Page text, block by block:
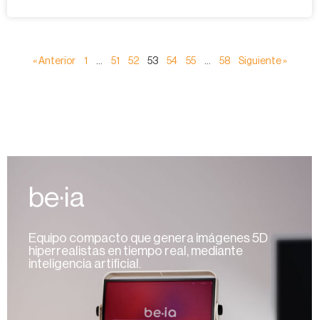
« Anterior 1 … 51 52 53 54 55 … 58 Siguiente »
be·ia
Equipo compacto que genera imágenes 5D
hiperrealistas en tiempo real, mediante
inteligencia artificial.